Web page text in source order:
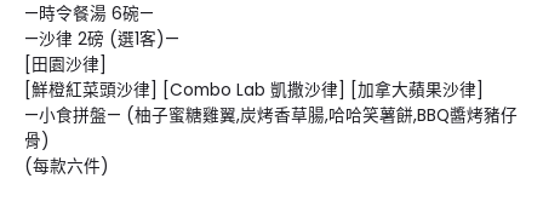
—時令餐湯 6碗—
—沙律 2磅 (選1客)—
[田園沙律]
[鮮橙紅菜頭沙律] [Combo Lab 凱撒沙律] [加拿大蘋果沙律]
—小食拼盤— (柚子蜜糖雞翼,炭烤香草腸,哈哈笑薯餅,BBQ醬烤豬仔
骨)
(每款六件)